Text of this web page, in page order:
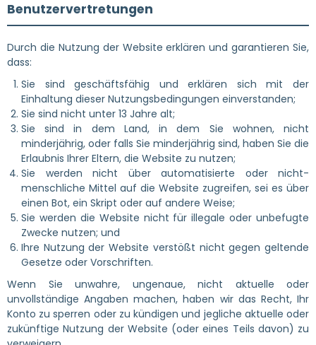
Benutzervertretungen
Durch die Nutzung der Website erklären und garantieren Sie,
dass:
Sie sind geschäftsfähig und erklären sich mit der
Einhaltung dieser Nutzungsbedingungen einverstanden;
Sie sind nicht unter 13 Jahre alt;
Sie sind in dem Land, in dem Sie wohnen, nicht
minderjährig, oder falls Sie minderjährig sind, haben Sie die
Erlaubnis Ihrer Eltern, die Website zu nutzen;
Sie werden nicht über automatisierte oder nicht-
menschliche Mittel auf die Website zugreifen, sei es über
einen Bot, ein Skript oder auf andere Weise;
Sie werden die Website nicht für illegale oder unbefugte
Zwecke nutzen; und
Ihre Nutzung der Website verstößt nicht gegen geltende
Gesetze oder Vorschriften.
Wenn Sie unwahre, ungenaue, nicht aktuelle oder
unvollständige Angaben machen, haben wir das Recht, Ihr
Konto zu sperren oder zu kündigen und jegliche aktuelle oder
zukünftige Nutzung der Website (oder eines Teils davon) zu